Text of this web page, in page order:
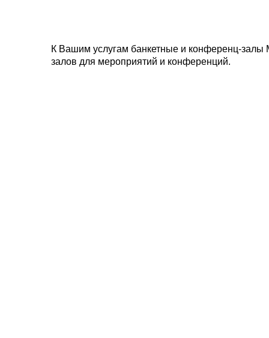
К Вашим услугам банкетные и конференц-залы
залов для мероприятий и конференций.